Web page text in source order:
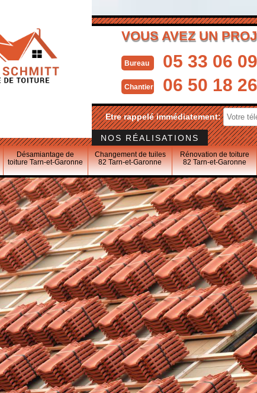
VOUS AVEZ UN
Bureau 05 33 06
Chantier 06 50 18
Etre rappelé immédiatement:
NOS RÉALISATIONS
Désamiantage de
toiture Tarn-et-Garonne
Changement de tuiles
82 Tarn-et-Garonne
Rénovation de toiture
82 Tarn-et-Garonne